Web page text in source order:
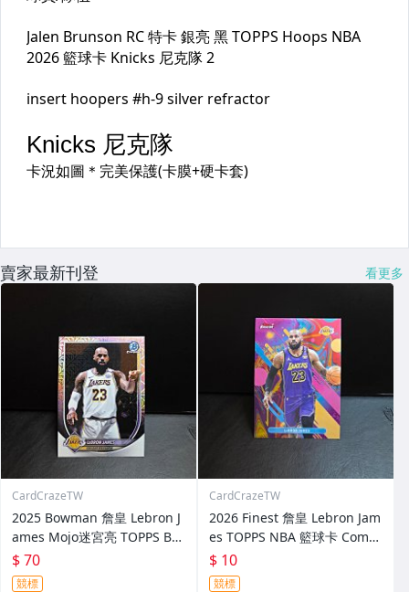
賣家最新刊登 看更多
CardCrazeTW
2025 Bowman 詹皇 Lebron J
ames Mojo迷宮亮 TOPPS Bo
wman NBA 籃球卡 Lakers 湖
人隊
$ 70
競標
CardCrazeTW
2026 Finest 詹皇 Lebron Jam
es TOPPS NBA 籃球卡 Comm
on Lakers 湖人隊
$ 10
競標